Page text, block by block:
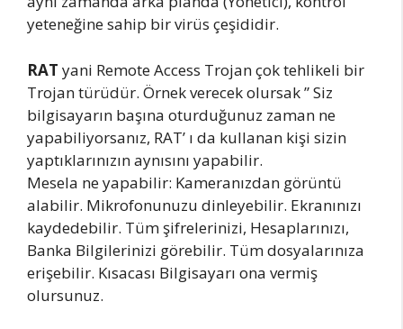
yeteneğine sahip bir virüs çeşididir.
RAT yani Remote Access Trojan çok tehlikeli bir
Trojan türüdür. Örnek verecek olursak ” Siz
bilgisayarın başına oturduğunuz zaman ne
yapabiliyorsanız, RAT’ ı da kullanan kişi sizin
yaptıklarınızın aynısını yapabilir.
Mesela ne yapabilir: Kameranızdan görüntü
alabilir. Mikrofonunuzu dinleyebilir. Ekranınızı
kaydedebilir. Tüm şifrelerinizi, Hesaplarınızı,
Banka Bilgilerinizi görebilir. Tüm dosyalarınıza
erişebilir. Kısacası Bilgisayarı ona vermiş
olursunuz.